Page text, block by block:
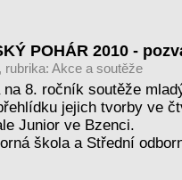
POHÁR 2010 -
rubrika: Akce a soutěže
na 8. ročník soutěže
jejich tvorby ve
Junior ve Bzenci.
škola a Střední